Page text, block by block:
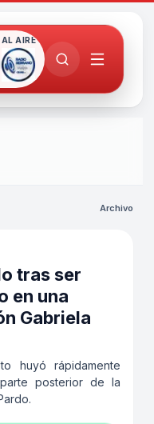
AIRE
Archivo
tras ser
en una
Gabriela
huyó rápidamente
posterior de la